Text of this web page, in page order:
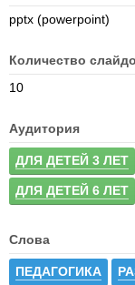
pptx (powerpoint)
Количество
10
Аудитория
ДЛЯ ДЕТЕЙ 3 ЛЕТ
ДЛЯ ДЕТЕЙ 6 ЛЕТ
Слова
ПЕДАГОГИКА